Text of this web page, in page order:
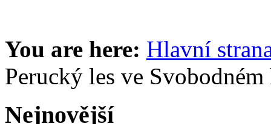
You are here: Hlavní
Perucký les ve Svobodném
Nejnovější